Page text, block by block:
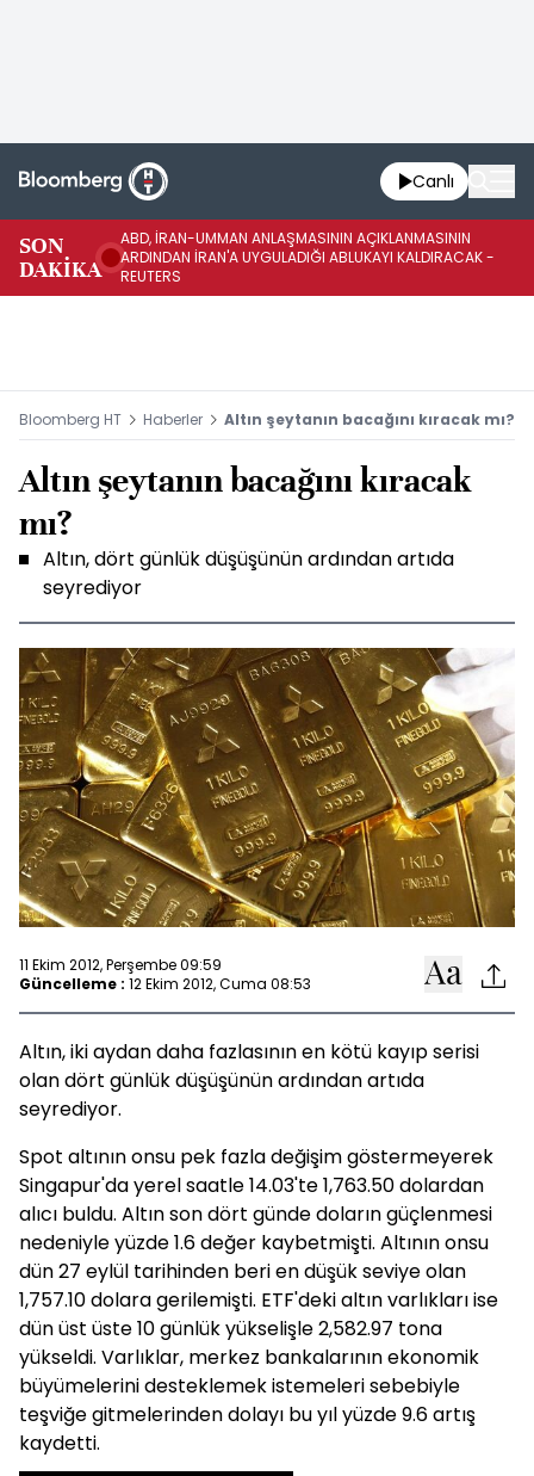
Canlı
SON
DAKİKA
ABD, İRAN-UMMAN ANLAŞMASININ AÇIKLANMASININ
ARDINDAN İRAN'A UYGULADIĞI ABLUKAYI KALDIRACAK -
REUTERS
Bloomberg HT Haberler Altın şeytanın bacağını kıracak mı?
Altın şeytanın bacağını kıracak
mı?
Altın, dört günlük düşüşünün ardından artıda
seyrediyor
11 Ekim 2012, Perşembe 09:59
Güncelleme : 12 Ekim 2012, Cuma 08:53
Altın, iki aydan daha fazlasının en kötü kayıp serisi
olan dört günlük düşüşünün ardından artıda
seyrediyor.
Spot altının onsu pek fazla değişim göstermeyerek
Singapur'da yerel saatle 14.03'te1,763.50 dolardan
alıcı buldu. Altın son dört günde doların güçlenmesi
nedeniyle yüzde 1.6 değer kaybetmişti. Altının onsu
dün 27 eylül tarihinden beri en düşük seviye olan
1,757.10 dolara gerilemişti. ETF'deki altın varlıkları ise
dün üst üste 10 günlük yükselişle 2,582.97 tona
yükseldi. Varlıklar, merkez bankalarının ekonomik
büyümelerini desteklemek istemeleri sebebiyle
teşviğe gitmelerinden dolayı bu yıl yüzde 9.6 artış
kaydetti.